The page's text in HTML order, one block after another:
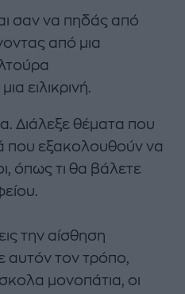
σαν να πηδάς από
από μια
ειλικρινή.
Διάλεξε θέματα που
που εξακολουθούν να
όπως τι θα βάλετε
την αίσθηση
τον τρόπο,
μονοπάτια, οι